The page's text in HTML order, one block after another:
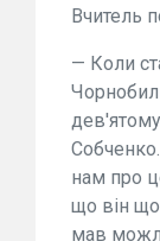
Вчитель
— Коли
нам про
що він
мав